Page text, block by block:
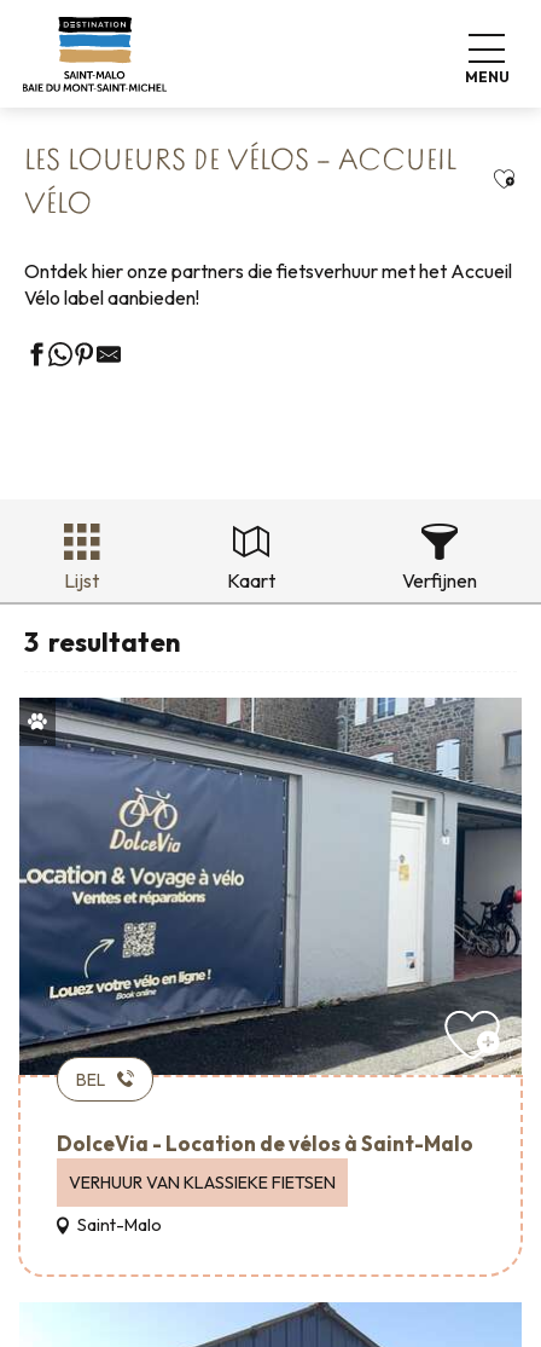
contenu
MENU
Home Ontdek onze bestemming
Fietstochten
Les Loueurs de vélos – Accueil Vélo
LES LOUEURS DE VÉLOS – ACCUEIL
VÉLO
Ontdek hier onze partners die fietsverhuur met het Accueil
Vélo label aanbieden!
Lijst Kaart Verfijnen
3 resultaten
BEL
DolceVia - Location de vélos à Saint-Malo
VERHUUR VAN KLASSIEKE FIETSEN
Saint-Malo